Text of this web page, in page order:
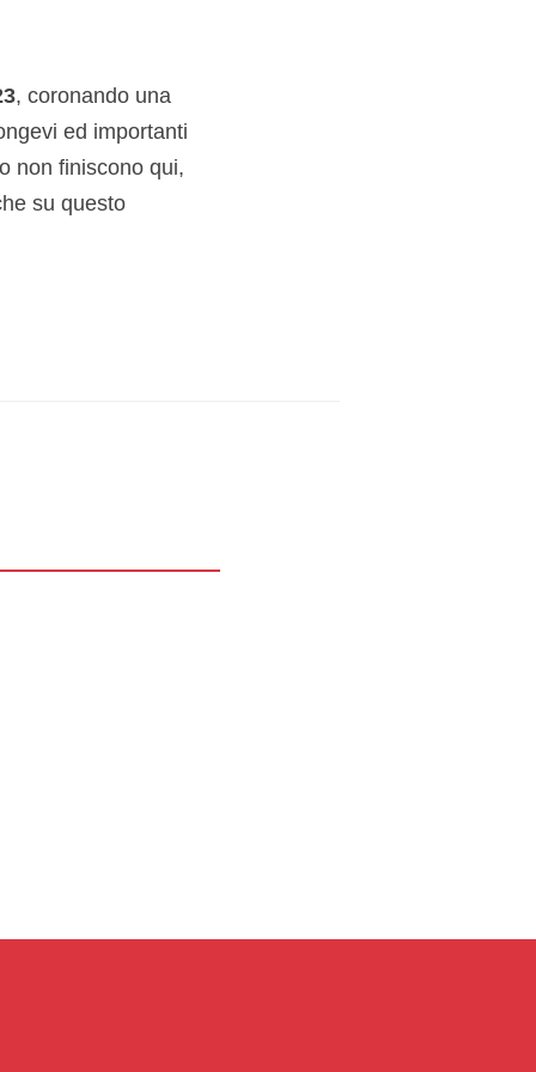
, coronando una
ed importanti
non finiscono qui,
su questo